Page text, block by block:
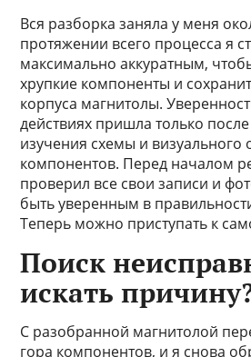
Вся разборка заняла у меня
протяжении всего процесса я
максимально аккуратным,
хрупкие компоненты и
корпуса магнитолы.
действиях пришла только
изучения схемы и визуального
компонентов. Перед началом
проверил все свои записи и
быть уверенным в
Теперь можно приступать к
Поиск
искать
С разобранной магнитолой
гора компонентов, и я снова